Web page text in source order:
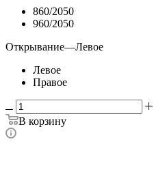
860/2050
960/2050
Открывание—Левое
Левое
Правое
В корзину